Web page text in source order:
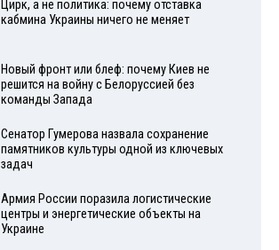
Цирк, а не политика: почему отставка
кабмина Украины ничего не меняет
Новый фронт или блеф: почему Киев не
решится на войну с Белоруссией без
команды Запада
Сенатор Гумерова назвала сохранение
памятников культуры одной из ключевых
задач
Армия России поразила логистические
центры и энергетические объекты на
Украине